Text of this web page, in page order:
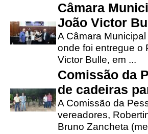
Câmara
João Victor
A Câmara
onde foi entregue o
Victor Bulle, em ...
Comissão da
de cadeiras
A Comissão da
vereadores,
Bruno Zancheta